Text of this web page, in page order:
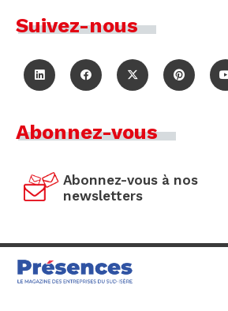
Suivez-nous
Abonnez-vous
Abonnez-vous à nos
newsletters